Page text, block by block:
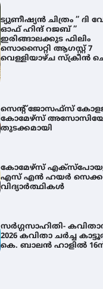
ട്യുണീഷ്യൻ ചിത്രം ” ദി
ഓഫ് ഹിന്ദ് റജബ് ”
ഇരിങ്ങാലക്കുട ഫിലിം
സൊസൈറ്റി ആഗസ്റ്റ് 7
വെള്ളിയാഴ്ച സ്‌ക്രീൻ
സെന്റ് ജോസഫ്സ്
കോമേഴ്‌സ്
തുടക്കമായി
കോമേഴ്സ്
എസ് എൻ ഹയർ
വിദ്യാർത്ഥികൾ
സർഗ്ഗസാഹിതി-
2026 കവിതാ ചർച്ച
കെ. ബാലൻ ഹാളിൽ